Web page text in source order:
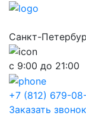
Санкт-
с 9:00 до 21:00
+7 (812) 679-
Заказать звонок